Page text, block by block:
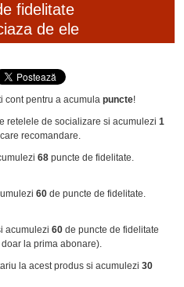
fidelitate
de ele
contpentru a acumula puncte!
retelele de socializare si acumulezi 1
recomandare.
68 puncte de fidelitate.
60 de puncte de fidelitate.
acumulezi 60 de puncte de fidelitate
la prima abonare).
la acest produs si acumulezi 30